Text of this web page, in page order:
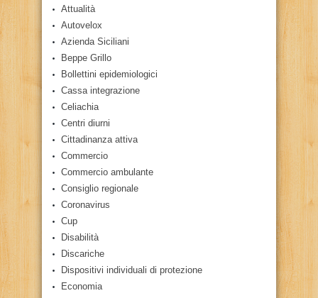
Attualità
Autovelox
Azienda Siciliani
Beppe Grillo
Bollettini epidemiologici
Cassa integrazione
Celiachia
Centri diurni
Cittadinanza attiva
Commercio
Commercio ambulante
Consiglio regionale
Coronavirus
Cup
Disabilità
Discariche
Dispositivi individuali di protezione
Economia